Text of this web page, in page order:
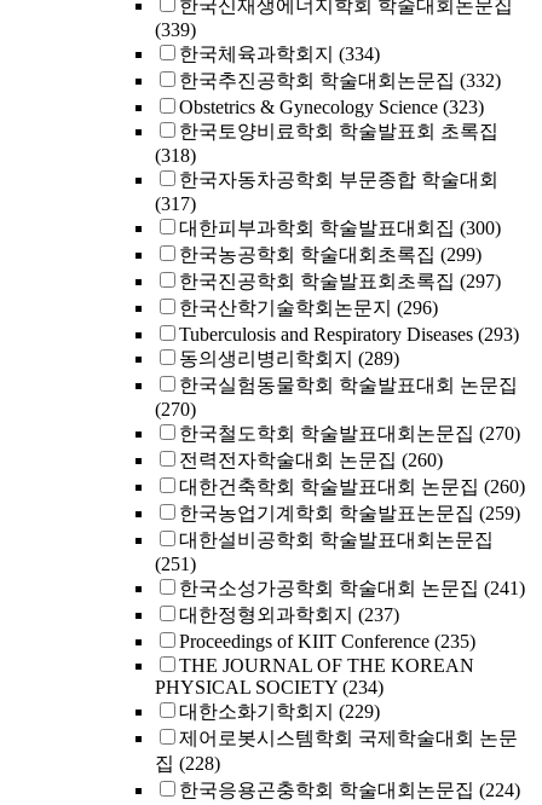
한국신재생에너지학회 학술대회논문집
(339)
한국체육과학회지 (334)
한국추진공학회 학술대회논문집 (332)
Obstetrics & Gynecology Science (323)
한국토양비료학회 학술발표회 초록집
(318)
한국자동차공학회 부문종합 학술대회
(317)
대한피부과학회 학술발표대회집 (300)
한국농공학회 학술대회초록집 (299)
한국진공학회 학술발표회초록집 (297)
한국산학기술학회논문지 (296)
Tuberculosis and Respiratory Diseases (293)
동의생리병리학회지 (289)
한국실험동물학회 학술발표대회 논문집
(270)
한국철도학회 학술발표대회논문집 (270)
전력전자학술대회 논문집 (260)
대한건축학회 학술발표대회 논문집 (260)
한국농업기계학회 학술발표논문집 (259)
대한설비공학회 학술발표대회논문집
(251)
한국소성가공학회 학술대회 논문집 (241)
대한정형외과학회지 (237)
Proceedings of KIIT Conference (235)
THE JOURNAL OF THE KOREAN
PHYSICAL SOCIETY (234)
대한소화기학회지 (229)
제어로봇시스템학회 국제학술대회 논문
집 (228)
한국응용곤충학회 학술대회논문집 (224)